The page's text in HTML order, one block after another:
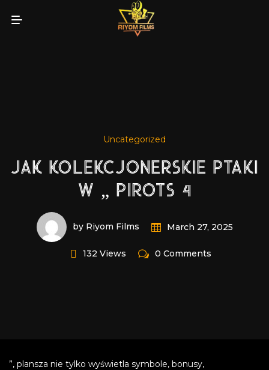
Uncategorized
JAK KOLEKCJONERSKIE PTAKI
W „ PIROTS 4
by Riyom Films March 27, 2025
132 Views 0 Comments
”, plansza nie tylko wyświetla symbole, bonusy,